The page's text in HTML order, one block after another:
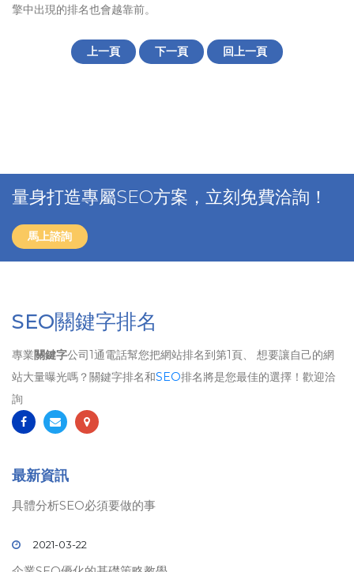
擎中出現的排名也會越靠前。
上一頁 下一頁 回上一頁
量身打造專屬SEO方案，立刻免費洽詢！
馬上諮詢
SEO關鍵字排名
專業關鍵字公司1通電話幫您把網站排名到第1頁、 想要讓自己的網
站大量曝光嗎？關鍵字排名和SEO排名將是您最佳的選擇！歡迎洽
詢
最新資訊
具體分析SEO必須要做的事
2021-03-22